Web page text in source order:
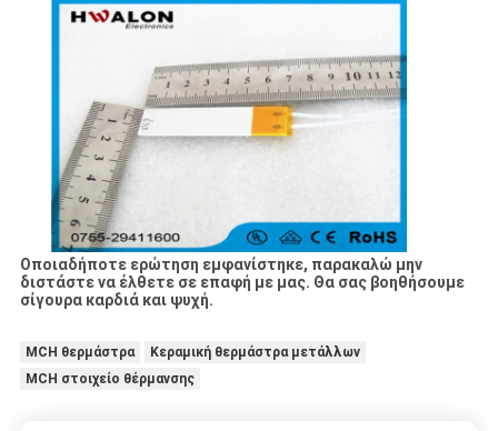
Οποιαδήποτε ερώτηση εμφανίστηκε, παρακαλώ μην
διστάστε να έλθετε σε επαφή με μας. Θα σας βοηθήσουμε
σίγουρα καρδιά και ψυχή.
MCH θερμάστρα
Κεραμική θερμάστρα μετάλλων
MCH στοιχείο θέρμανσης